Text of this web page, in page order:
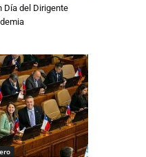
Día del Dirigente